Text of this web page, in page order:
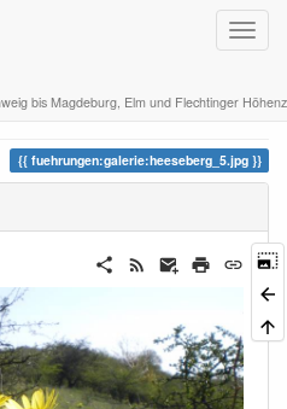
bis Magdeburg, Elm und Flechtinger
halbtagestouren
fuehrungen:galerie:heeseberg_5.jpg